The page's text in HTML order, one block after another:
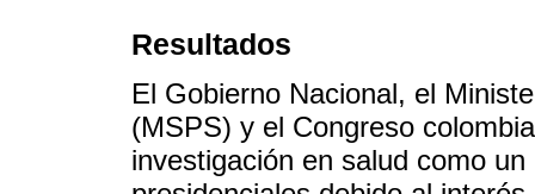
Resultados
El Gobierno Nacional, el
(MSPS) y el Congreso
investigación en salud como